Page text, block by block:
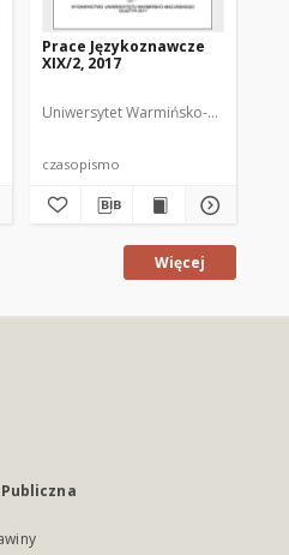
Biolik, Maria. Redaktor
Prace Językoznawcze
XIX/2, 2017
Uniwersytet Warmińsko-Mazurski
czasopismo
Więcej